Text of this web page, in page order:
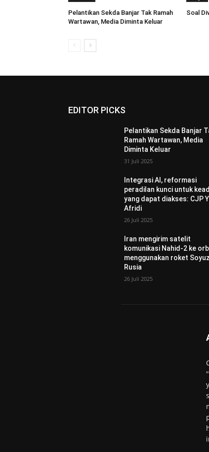
Pelantikan Sekda Banjar Tak Ramah
Wartawan, Media Diminta Keluar
Soal
EDITOR PICKS
Pelantikan Sekda Banjar
Ramah Wartawan, Media
Diminta Keluar
31 Juli 2025
Integrasi AI, reformasi
peradilan kunci untuk
yang dapat diakses: CJP
Afridi
26 Juli 2025
Iran mengirim satelit
komunikasi Nahid-2 ke
menggunakan roket Soyuz
Rusia
26 Juli 2025